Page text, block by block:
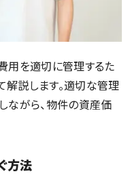
用を適切に管理するた
説します。適切な管理
ながら、物件の資産価
方法